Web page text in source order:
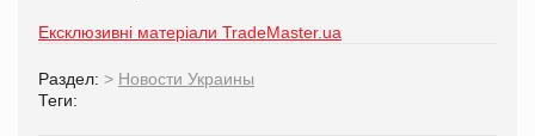
Ексклюзивні матеріали TradeMaster.ua
Раздел: > Новости Украины
Теги: